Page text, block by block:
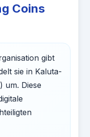
Coins
gibt
sie in Kaluta-
um. Diese